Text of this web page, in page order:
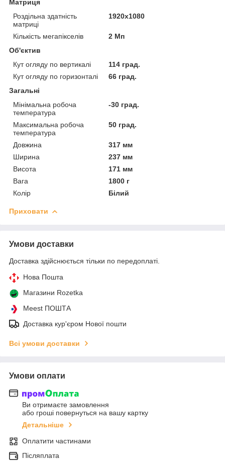
Матриця
Роздільна здатність
матриці
1920x1080
Кількість мегапікселів
2 Мп
Об'єктив
Кут огляду по вертикалі
114 град.
Кут огляду по горизонталі
66 град.
Загальні
Мінімальна робоча
температура
-30 град.
Максимальна робоча
температура
50 град.
Довжина
317 мм
Ширина
237 мм
Висота
171 мм
Вага
1800 г
Колір
Білий
Приховати
Умови доставки
Доставка здійснюється тільки по передоплаті.
Нова Пошта
Магазини Rozetka
Meest ПОШТА
Доставка кур'єром Нової пошти
Всі умови доставки
Умови оплати
Ви отримаєте замовлення
або гроші повернуться на вашу картку
Детальніше
Оплатити частинами
Післяплата